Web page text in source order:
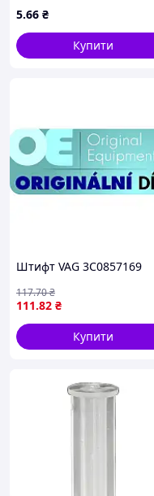
5.66 ₴
Купити
Штифт VAG 3C0857169
111.82 ₴
117.70₴
Купити